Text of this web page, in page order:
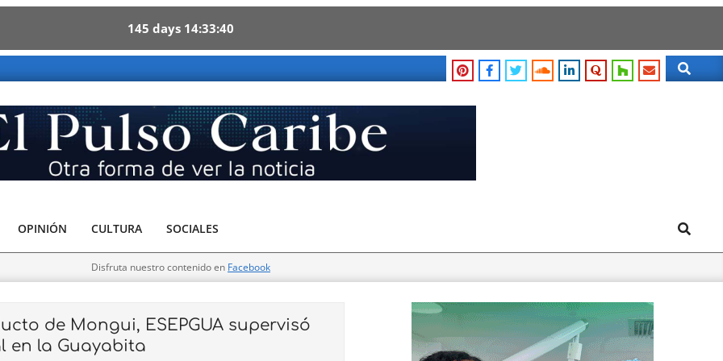
145 days 14 33 39
Search
OPINIÓN CULTURA SOCIALES Search
Disfruta nuestro contenido en Facebook
de Mongui, ESEPGUA supervisó
en la Guayabita